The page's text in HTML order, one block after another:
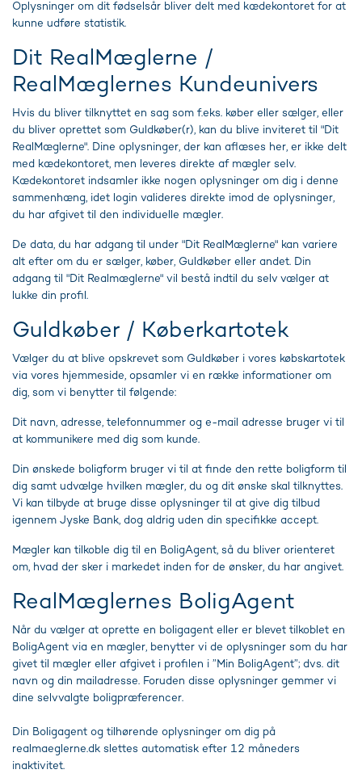
Oplysninger om dit fødselsår bliver delt med kædekontoret for at
kunne udføre statistik.
Dit RealMæglerne /
RealMæglernes Kundeunivers
Hvis du bliver tilknyttet en sag som f.eks. køber eller sælger, eller
du bliver oprettet som Guldkøber(r), kan du blive inviteret til "Dit
RealMæglerne". Dine oplysninger, der kan aflæses her, er ikke delt
med kædekontoret, men leveres direkte af mægler selv.
Kædekontoret indsamler ikke nogen oplysninger om dig i denne
sammenhæng, idet login valideres direkte imod de oplysninger,
du har afgivet til den individuelle mægler.
De data, du har adgang til under "Dit RealMæglerne" kan variere
alt efter om du er sælger, køber, Guldkøber eller andet. Din
adgang til "Dit Realmæglerne" vil bestå indtil du selv vælger at
lukke din profil.
Guldkøber / Køberkartotek
Vælger du at blive opskrevet som Guldkøber i vores købskartotek
via vores hjemmeside, opsamler vi en række informationer om
dig, som vi benytter til følgende:
Dit navn, adresse, telefonnummer og e-mail adresse bruger vi til
at kommunikere med dig som kunde.
Din ønskede boligform bruger vi til at finde den rette boligform til
dig samt udvælge hvilken mægler, du og dit ønske skal tilknyttes.
Vi kan tilbyde at bruge disse oplysninger til at give dig tilbud
igennem Jyske Bank, dog aldrig uden din specifikke accept.
Mægler kan tilkoble dig til en BoligAgent, så du bliver orienteret
om, hvad der sker i markedet inden for de ønsker, du har angivet.
RealMæglernes BoligAgent
Når du vælger at oprette en boligagent eller er blevet tilkoblet en
BoligAgent via en mægler, benytter vi de oplysninger som du har
givet til mægler eller afgivet i profilen i ”Min BoligAgent”; dvs. dit
navn og din mailadresse. Foruden disse oplysninger gemmer vi
dine selvvalgte boligpræferencer.
Din Boligagent og tilhørende oplysninger om dig på
realmaeglerne.dk slettes automatisk efter 12 måneders
inaktivitet.